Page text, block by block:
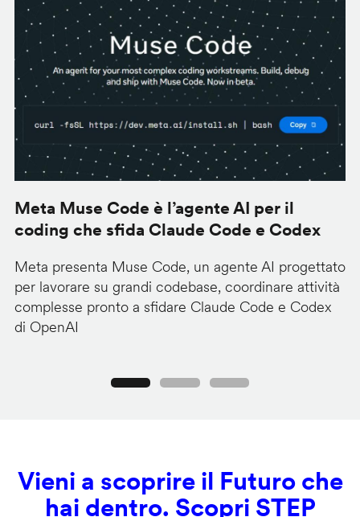
Meta Muse Code è l’agente AI per il
coding che sfida Claude Code e Codex
Meta presenta Muse Code, un agente AI progettato
per lavorare su grandi codebase, coordinare attività
complesse pronto a sfidare Claude Code e Codex
di OpenAI
Vieni a scoprire il Futuro che
hai dentro. Scopri STEP